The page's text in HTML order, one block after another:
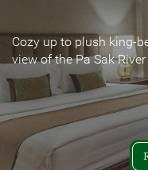
Cozy up to plush king-
view of the Pa Sak
Cozy up to plush king-
view of the Pa Sak